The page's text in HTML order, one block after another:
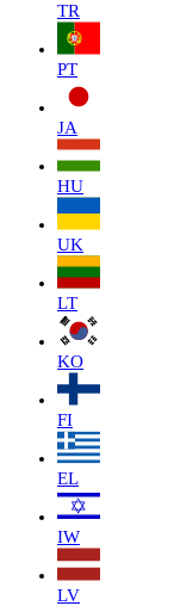
TR
PT
JA
HU
UK
LT
KO
FI
EL
IW
LV